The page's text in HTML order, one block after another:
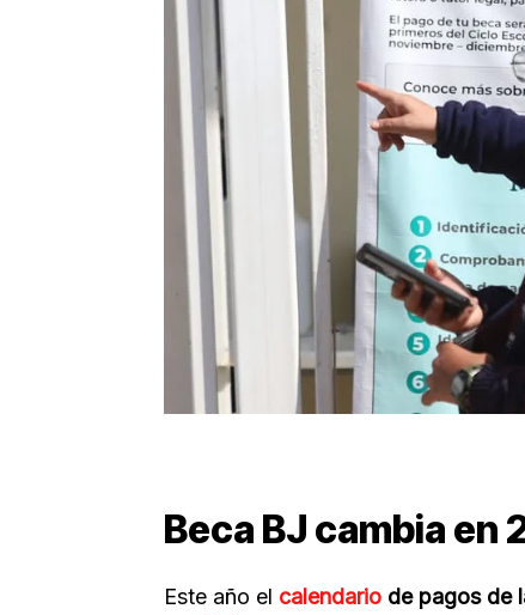
Beca BJ cambia en
Este año el calendario de pagos de